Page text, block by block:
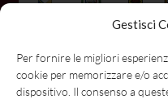
Gestisci
Per fornire le migliori
cookie per memorizzare e/o
dispositivo. Il consenso a